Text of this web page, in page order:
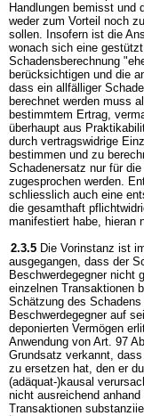
Handlungen bemisst und
weder zum Vorteil noch
sollen. Insofern ist die
wonach sich eine
Schadensberechnung
berücksichtigen und die
dass ein allfälliger
berechnet werden muss
bestimmtem Ertrag,
überhaupt aus
durch vertragswidrige
bestimmen und zu
Schadenersatz nur für
zugesprochen werden.
schliesslich auch eine
die gesamthaft
manifestiert habe, hieran
2.3.5 Die Vorinstanz ist
ausgegangen, dass der
Beschwerdegegner nicht
einzelnen Transaktionen
Schätzung des
Beschwerdegegner auf
deponierten Vermögen
Anwendung von Art. 97
Grundsatz verkannt,
zu ersetzen hat, den er
(adäquat-)kausal
nicht ausreichend
Transaktionen